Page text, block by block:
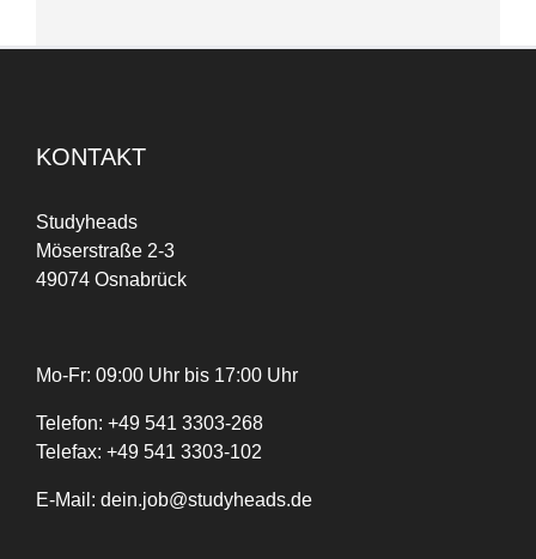
KONTAKT
Studyheads
Möserstraße 2-3
49074 Osnabrück
Mo-Fr: 09:00 Uhr bis 17:00 Uhr
Telefon: +49 541 3303-268
Telefax: +49 541 3303-102
E-Mail: dein.job@studyheads.de